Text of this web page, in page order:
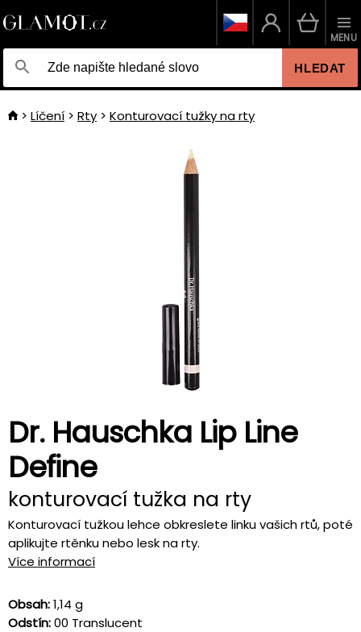
HLEDAT
MENU
Líčení Rty Konturovací tužky na rty
Dr. Hauschka Lip Line
Define
konturovací tužka na rty
Konturovací tužkou lehce obkreslete linku vašich rtů, poté
aplikujte rtěnku nebo lesk na rty.
Více informací
Obsah:1,14 g
Odstín:00 Translucent